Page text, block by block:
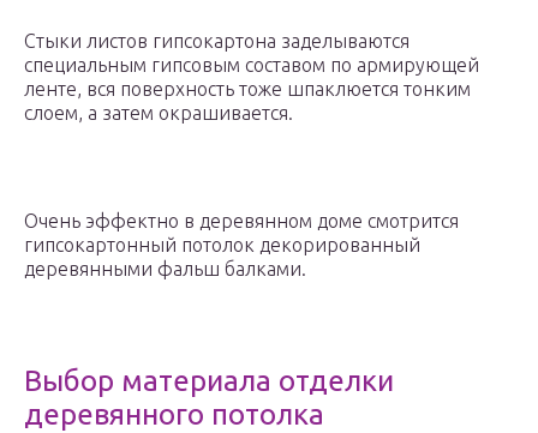
Стыки листов гипсокартона заделываются
специальным гипсовым составом по армирующей
ленте, вся поверхность тоже шпаклюется тонким
слоем, а затем окрашивается.
Очень эффектно в деревянном доме смотрится
гипсокартонный потолок декорированный
деревянными фальш балками.
Выбор материала отделки
деревянного потолка